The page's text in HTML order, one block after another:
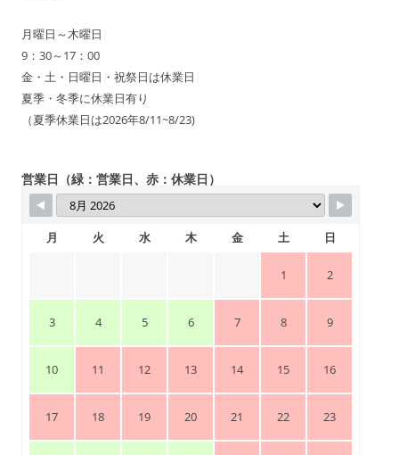
月曜日～木曜日
9：30～17：00
金・土・日曜日・祝祭日は休業日
夏季・冬季に休業日有り
（夏季休業日は2026年8/11~8/23)
営業日（緑：営業日、赤：休業日）
月 火 水 木 金 土 日
1 2
3 4 5 6 7 8 9
10 11 12 13 14 15 16
17 18 19 20 21 22 23